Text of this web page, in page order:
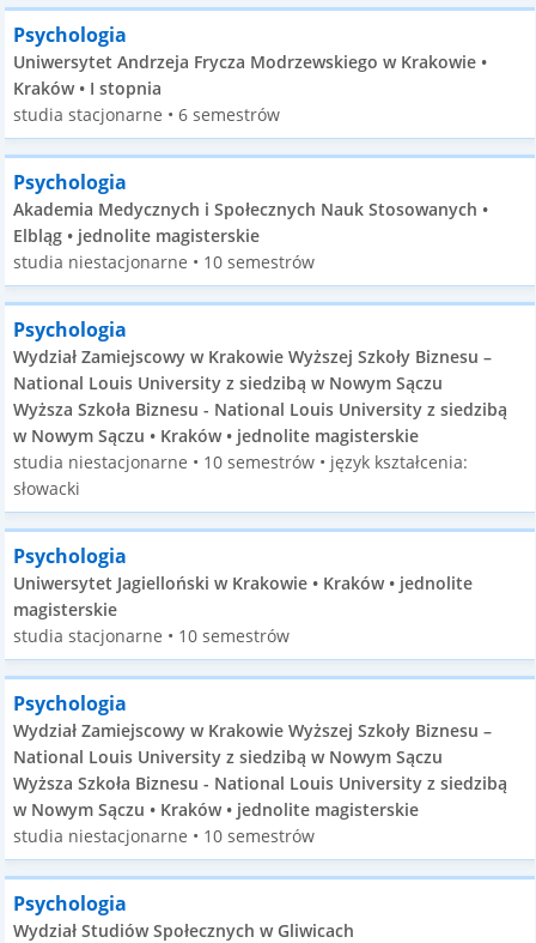
Psychologia
Uniwersytet Andrzeja Frycza Modrzewskiego w Krakowie •
Kraków • I stopnia
studia stacjonarne • 6 semestrów
Psychologia
Akademia Medycznych i Społecznych Nauk Stosowanych •
Elbląg • jednolite magisterskie
studia niestacjonarne • 10 semestrów
Psychologia
Wydział Zamiejscowy w Krakowie Wyższej Szkoły Biznesu –
National Louis University z siedzibą w Nowym Sączu
Wyższa Szkoła Biznesu - National Louis University z siedzibą
w Nowym Sączu • Kraków • jednolite magisterskie
studia niestacjonarne • 10 semestrów • język kształcenia:
słowacki
Psychologia
Uniwersytet Jagielloński w Krakowie • Kraków • jednolite
magisterskie
studia stacjonarne • 10 semestrów
Psychologia
Wydział Zamiejscowy w Krakowie Wyższej Szkoły Biznesu –
National Louis University z siedzibą w Nowym Sączu
Wyższa Szkoła Biznesu - National Louis University z siedzibą
w Nowym Sączu • Kraków • jednolite magisterskie
studia niestacjonarne • 10 semestrów
Psychologia
Wydział Studiów Społecznych w Gliwicach